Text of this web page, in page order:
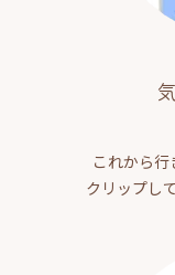
これから
クリップし